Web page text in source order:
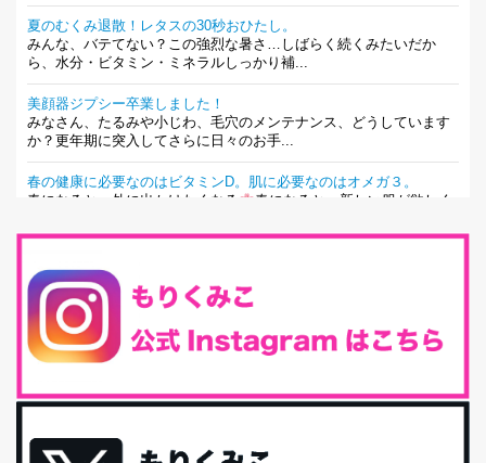
夏のむくみ退散！レタスの30秒おひたし。
みんな、バテてない？この強烈な暑さ…しばらく続くみたいだか
ら、水分・ビタミン・ミネラルしっかり補...
美顔器ジプシー卒業しました！
みなさん、たるみや小じわ、毛穴のメンテナンス、どうしています
か？更年期に突入してさらに日々のお手...
春の健康に必要なのはビタミンD。肌に必要なのはオメガ３。
春になると、外に出かけたくなる
春になると、新しい服が欲しく
最近、グラノーラ迷子になっていた私です。が、と〜〜〜っても美
味しくて栄養たっぷりのグラノーラを発...
腸活は「食事」だけだと思っていませんか？私の腸活完全版！
腸内環境を整えることは、健康維持の中でいっちばん大事！だと私
最近お風呂上がりの炭酸水をシリカシリカにしているんだけど確か
に髪と爪が丈夫になった気がする。炭酸...